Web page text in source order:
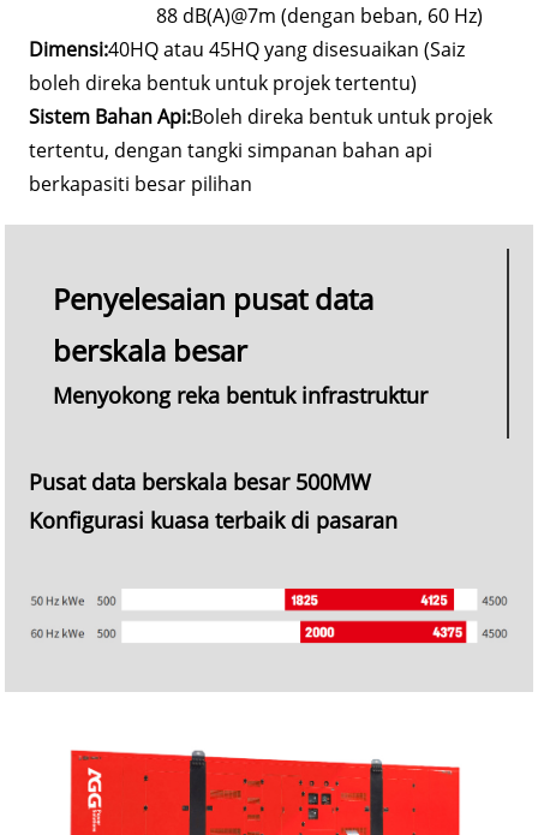
88 dB(A)@7m (dengan beban, 60 Hz)
Dimensi:40HQ atau 45HQ yang disesuaikan (Saiz
boleh direka bentuk untuk projek tertentu)
Sistem Bahan Api:Boleh direka bentuk untuk projek
tertentu, dengan tangki simpanan bahan api
berkapasiti besar pilihan
Penyelesaian pusat data
berskala besar
Menyokong reka bentuk infrastruktur
Pusat data berskala besar 500MW
Konfigurasi kuasa terbaik di pasaran